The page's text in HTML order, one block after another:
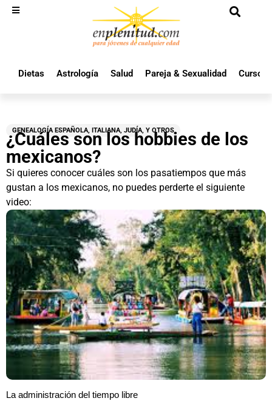
Dietas Astrología Salud Pareja & Sexualidad Cursos
GENEALOGÍA ESPAÑOLA, ITALIANA, JUDÍA, Y OTROS
¿Cuáles son los hobbies de los
mexicanos?
Si quieres conocer cuáles son los pasatiempos que más
gustan a los mexicanos, no puedes perderte el siguiente
video:
La administración del tiempo libre